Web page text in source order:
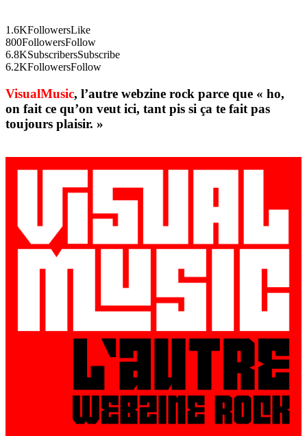
1.6KFollowersLike
800FollowersFollow
6.8KSubscribersSubscribe
6.2KFollowersFollow
VisualMusic, l’autre webzine rock parce que « ho,
on fait ce qu’on veut ici, tant pis si ça te fait pas
toujours plaisir. »